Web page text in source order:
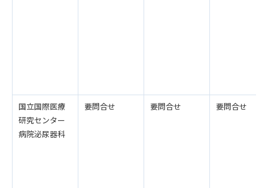
国立国際医療
研究センター
病院泌尿器科
要問合せ 要問合せ 要問合せ